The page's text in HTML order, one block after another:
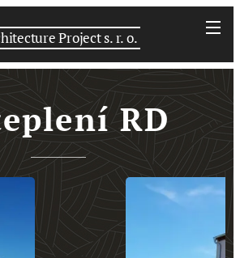
Project s. r. o.
RD